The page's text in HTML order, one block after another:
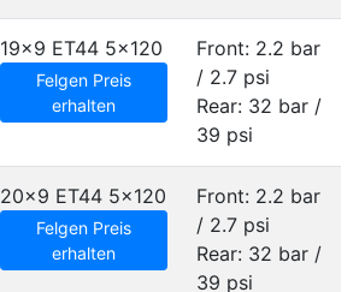
19x9 ET44 5x120
Felgen Preis
erhalten
Front: 2.2 bar
/ 2.7 psi
Rear: 32 bar /
39 psi
20x9 ET44 5x120
Felgen Preis
erhalten
Front: 2.2 bar
/ 2.7 psi
Rear: 32 bar /
39 psi